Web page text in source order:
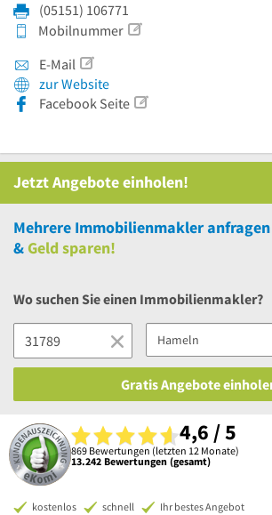
(05151) 106771
Mobilnummer
E-Mail
zur Website
Facebook Seite
Jetzt Angebote einholen!
Mehrere Immobilienmakler
&Geld sparen!
Wo suchen Sie einen Immobilienmakler?
Gratis Angebote
4,6 / 5
869 Bewertungen (letzten 12 Monate)
13.242 Bewertungen (gesamt)
kostenlos schnell Ihr bestes Angebot